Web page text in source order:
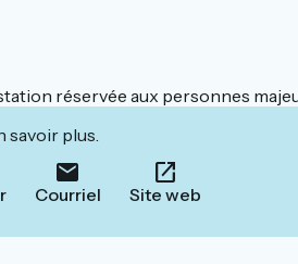
réservée aux personnes
savoir plus.
Courriel Site web